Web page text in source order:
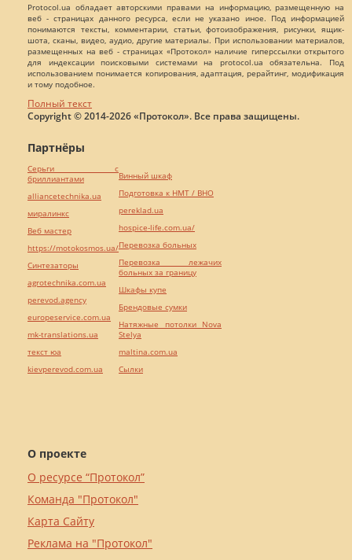
Protocol.ua обладает авторскими правами на информацию, размещенную на
веб - страницах данного ресурса, если не указано иное. Под информацией
понимаются тексты, комментарии, статьи, фотоизображения, рисунки, ящик-
шота, сканы, видео, аудио, другие материалы. При использовании материалов,
размещенных на веб - страницах «Протокол» наличие гиперссылки открытого
для индексации поисковыми системами на protocol.ua обязательна. Под
использованием понимается копирования, адаптация, рерайтинг, модификация
и тому подобное.
Полный текст
Copyright © 2014-2026 «Протокол». Все права защищены.
О проекте
О ресурсе “Протокол”
Команда "Протокол"
Карта Сайту
Реклама на "Протокол"
Партнёры
Серьги с
бриллиантами
alliancetechnika.ua
миралинкс
Веб мастер
https://motokosmos.ua/
Синтезаторы
agrotechnika.com.ua
perevod.agency
europeservice.com.ua
mk-translations.ua
текст юа
kievperevod.com.ua
Винный шкаф
Подготовка к НМТ / ВНО
pereklad.ua
hospice-life.com.ua/
Перевозка больных
Перевозка лежачих
больных за границу
Шкафы купе
Брендовые сумки
Натяжные потолки Nova
Stelya
maltina.com.ua
Cылки